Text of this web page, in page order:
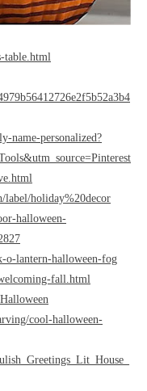
table.html
name-personalized?
label/holiday%20decor
halloween-
o-lantern-halloween-fog
fall.html
cool-halloween-